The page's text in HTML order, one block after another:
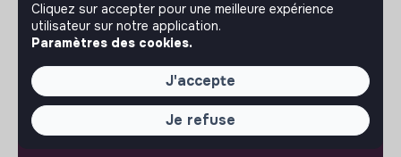
ASSISTANCE
FAQ
Conditions d'utilisation
RÉGLAGES
Cliquez sur accepter pour une meilleure expérience
utilisateur sur notre application.
Paramètres des cookies.
J'accepte
Je refuse